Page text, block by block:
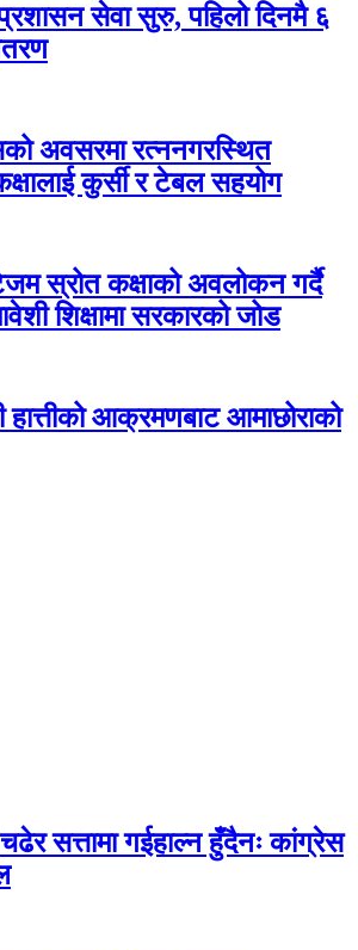
सेवा सुरु, पहिलो दिनमै ६
अवसरमा रत्ननगरस्थित
कुर्सी र टेबल सहयोग
स्रोत कक्षाको अवलोकन गर्दै
शिक्षामा सरकारको जोड
आक्रमणबाट आमाछोराको
सत्तामा गईहाल्न हुँदैनः कांग्रेस